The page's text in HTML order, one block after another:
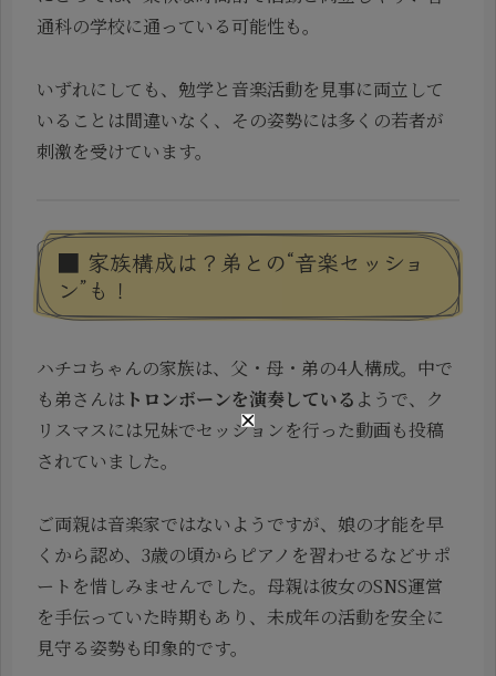
通科の学校に通っている可能性も。
いずれにしても、勉学と音楽活動を見事に両立して
いることは間違いなく、その姿勢には多くの若者が
刺激を受けています。
■ 家族構成は？弟との“音楽セッショ
ン”も！
ハチコちゃんの家族は、父・母・弟の4人構成。中で
も弟さんは トロンボーンを演奏している ようで、ク
リスマスには兄妹でセッションを行った動画も投稿
されていました。
ご両親は音楽家ではないようですが、娘の才能を早
くから認め、3歳の頃からピアノを習わせるなどサポ
ートを惜しみませんでした。母親は彼女のSNS運営
を手伝っていた時期もあり、未成年の活動を安全に
見守る姿勢も印象的です。